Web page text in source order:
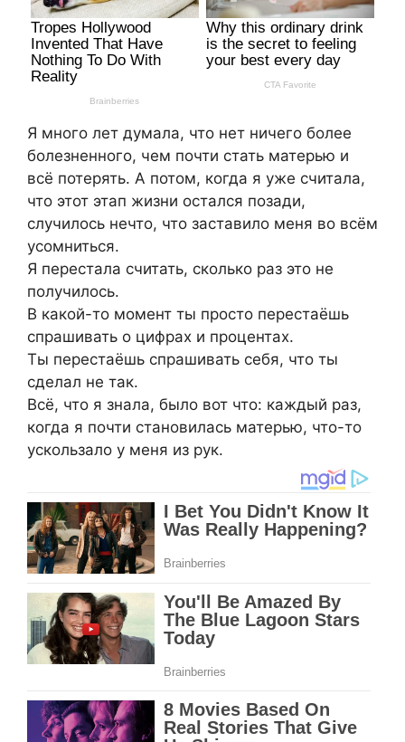
Я много лет думала, что нет ничего более
болезненного, чем почти стать матерью и
всё потерять. А потом, когда я уже считала,
что этот этап жизни остался позади,
случилось нечто, что заставило меня во всём
усомниться.
Я перестала считать, сколько раз это не
получилось.
В какой-то момент ты просто перестаёшь
спрашивать о цифрах и процентах.
Ты перестаёшь спрашивать себя, что ты
сделал не так.
Всё, что я знала, было вот что: каждый раз,
когда я почти становилась матерью, что-то
ускользало у меня из рук.